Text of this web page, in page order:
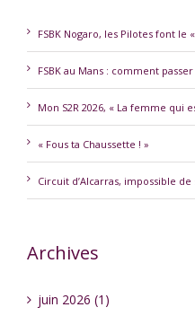
FSBK Nogaro, les Pilotes font le
FSBK au Mans : comment
Mon S2R 2026, « La femme qui
« Fous ta Chaussette ! »
Circuit d’Alcarras, impossible de
Archives
juin 2026 (1)